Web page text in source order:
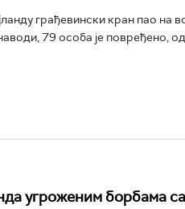
грађевински кран пао на
79 особа је повређено,
угроженим борбама са